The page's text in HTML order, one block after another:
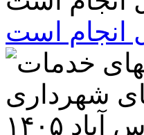
انجام است